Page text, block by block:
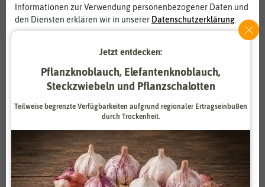
Vergrößern durch berühren
Bartnelke für Werbezwecke
Informationen zur Verwendung personenbezogener Daten und
den Diensten erklären wir in unserer Daten­schutz­erklärung
Statistik
Zahlungsdienstleister Marketing
Externe Medien Funktional
Alle akzeptieren
Alle ablehnen
Jetzt entdecken:
Pflanzknoblauch, Elefantenknoblauch,
Steckzwiebeln und Pflanzschalotten
Teilweise begrenzte Verfügbarkeiten aufgrund regionaler Ertragseinbußen
durch Trockenheit.